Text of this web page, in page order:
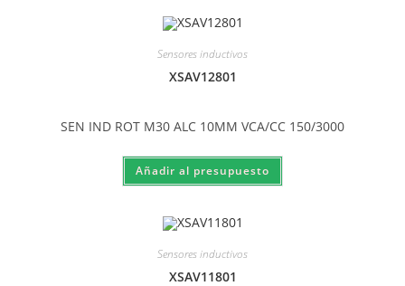
Sensores inductivos
XSAV12801
SEN IND ROT M30 ALC 10MM VCA/CC 150/3000
Sensores inductivos
XSAV11801